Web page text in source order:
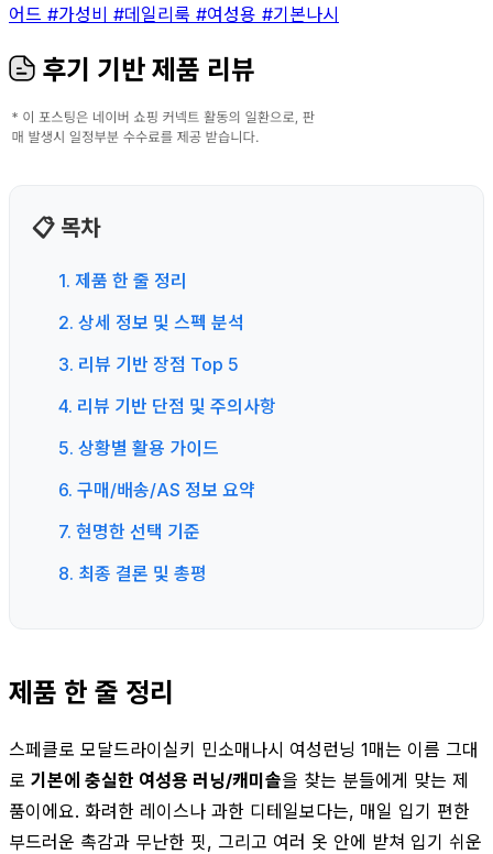
어드 #가성비 #데일리룩 #여성용 #기본나시
후기 기반 제품 리뷰
📋 목차
1. 제품 한 줄 정리
2. 상세 정보 및 스펙 분석
3. 리뷰 기반 장점 Top 5
4. 리뷰 기반 단점 및 주의사항
5. 상황별 활용 가이드
6. 구매/배송/AS 정보 요약
7. 현명한 선택 기준
8. 최종 결론 및 총평
제품 한 줄 정리
스페클로 모달드라이실키 민소매나시 여성런닝 1매는 이름 그대
로 기본에 충실한 여성용 러닝/캐미솔을 찾는 분들에게 맞는 제
품이에요. 화려한 레이스나 과한 디테일보다는, 매일 입기 편한
부드러운 촉감과 무난한 핏, 그리고 여러 옷 안에 받쳐 입기 쉬운